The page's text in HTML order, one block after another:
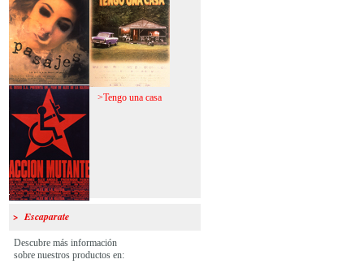
>Pasajes >Tengo una casa
>Acción mutante
> Escaparate
Descubre más información
sobre nuestros productos en: